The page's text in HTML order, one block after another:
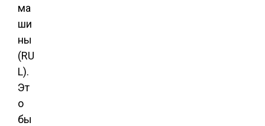
ма
ши
ны
(RU
L).
Эт
о
бы